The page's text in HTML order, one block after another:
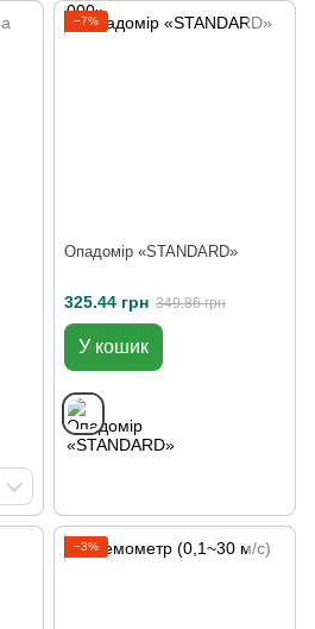
−7%
Опадомір «STANDARD»
325.44 грн 349.86 грн
У кошик
−3%